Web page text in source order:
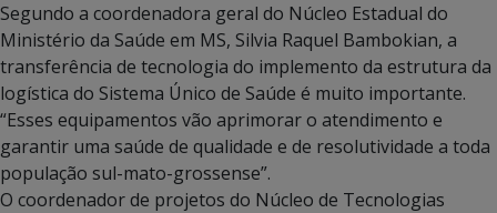
Segundo a coordenadora geral do Núcleo Estadual do
Ministério da Saúde em MS, Silvia Raquel Bambokian, a
transferência de tecnologia do implemento da estrutura da
logística do Sistema Único de Saúde é muito importante.
“Esses equipamentos vão aprimorar o atendimento e
garantir uma saúde de qualidade e de resolutividade a toda
população sul-mato-grossense”.
O coordenador de projetos do Núcleo de Tecnologias